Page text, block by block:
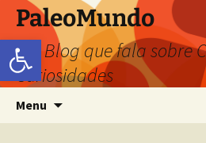
Abrir a barra de
PaleoMundo
um Blog que fala sobre
Curiosidades
Menu